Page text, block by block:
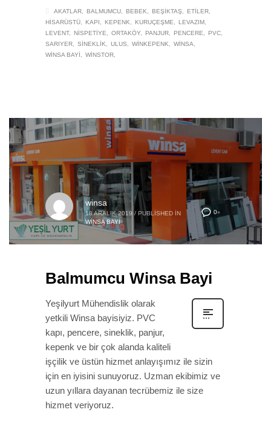
AKATLAR BALMUMCU BEBEK BEŞIKTAŞ
ETILER
HISARÜSTÜ
KAPI KEPENK KURUÇEŞME
LEVAZIM
LEVENT
NISPETIYE ORTAKÖY PANJUR PENCERE
PVC
SARIYER
SINEKLIK ULUS WINKEPENK
WINSA
WINSA BAYI
WINSTOR
0
winsa
18 ARALIK 2019 / PUBLISHED IN
WINSA BAYI
Balmumcu Winsa Bayi
Yeşilyurt Mühendislik olarak
yetkili Winsa bayisiyiz. PVC
kapı, pencere, sineklik, panjur,
kepenk ve bir çok alanda kaliteli
işçilik ve üstün hizmet anlayışımız ile sizin
için en iyisini sunuyoruz. Uzman ekibimiz ve
uzun yıllara dayanan tecrübemiz ile size
hizmet veriyoruz.